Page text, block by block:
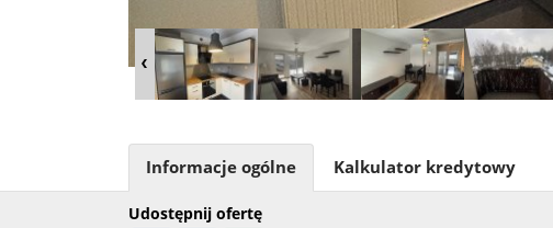
Udostępnij ofertę
Informacje ogólne Kalkulator kredytowy